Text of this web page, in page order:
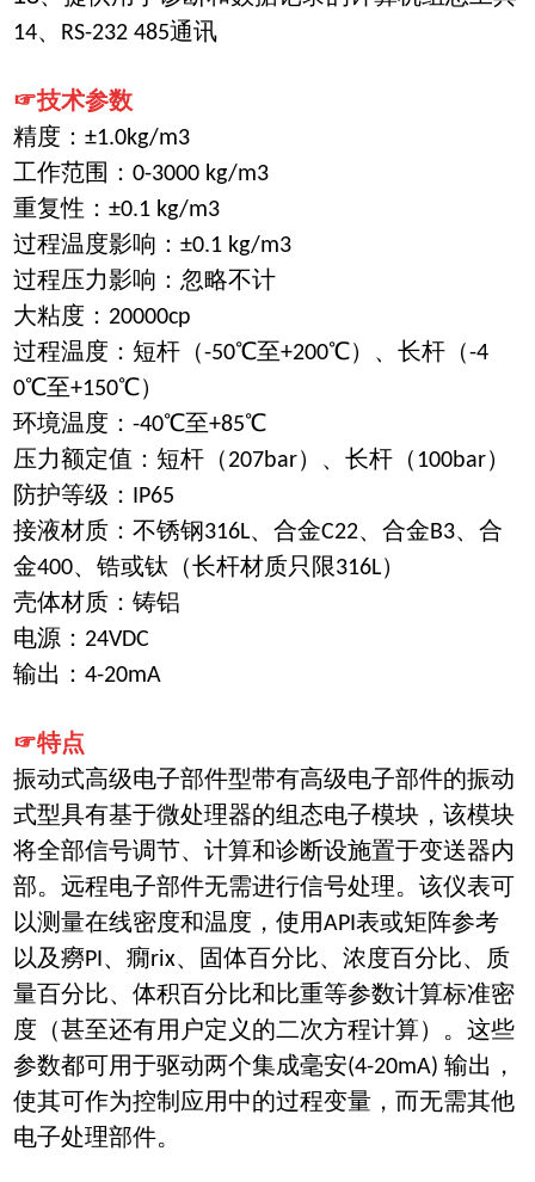
14、RS-232 485通讯
☞技术参数
精度：±1.0kg/m3
工作范围：0-3000 kg/m3
重复性：±0.1 kg/m3
过程温度影响：±0.1 kg/m3
过程压力影响：忽略不计
大粘度：20000cp
过程温度：短杆（-50℃至+200℃）、长杆（-4
0℃至+150℃）
环境温度：-40℃至+85℃
压力额定值：短杆（207bar）、长杆（100bar）
防护等级：IP65
接液材质：不锈钢316L、合金C22、合金B3、合
金400、锆或钛（长杆材质只限316L）
壳体材质：铸铝
电源：24VDC
输出：4-20mA
☞特点
振动式高级电子部件型带有高级电子部件的振动
式型具有基于微处理器的组态电子模块，该模块
将全部信号调节、计算和诊断设施置于变送器内
部。远程电子部件无需进行信号处理。该仪表可
以测量在线密度和温度，使用API表或矩阵参考
以及癆PI、癇rix、固体百分比、浓度百分比、质
量百分比、体积百分比和比重等参数计算标准密
度（甚至还有用户定义的二次方程计算）。这些
参数都可用于驱动两个集成毫安(4-20mA) 输出，
使其可作为控制应用中的过程变量，而无需其他
电子处理部件。